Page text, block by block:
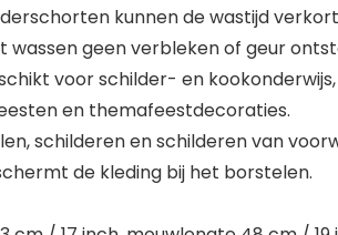
kunnen de wastijd
geen verbleken of geur
voor schilder- en kookonderwijs,
en themafeestdecoraties.
schilderen en schilderen van
de kleding bij het borstelen.